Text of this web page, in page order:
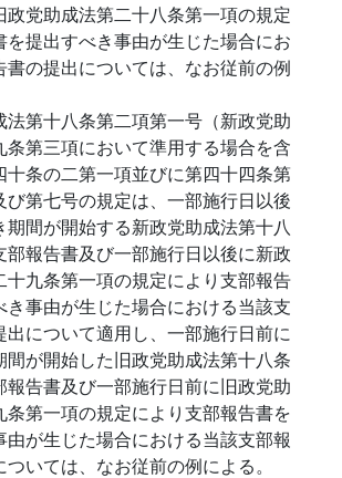
政党助成法第二十八条第一項の規定
を提出すべき事由が生じた場合にお
書の提出については、なお従前の例
法第十八条第二項第一号（新政党助
条第三項において準用する場合を含
十条の二第一項並びに第四十四条第
び第七号の規定は、一部施行日以後
期間が開始する新政党助成法第十八
部報告書及び一部施行日以後に新政
十九条第一項の規定により支部報告
き事由が生じた場合における当該支
出について適用し、一部施行日前に
間が開始した旧政党助成法第十八条
報告書及び一部施行日前に旧政党助
条第一項の規定により支部報告書を
由が生じた場合における当該支部報
いては、なお従前の例による。